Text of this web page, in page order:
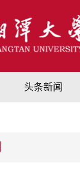
头条新闻